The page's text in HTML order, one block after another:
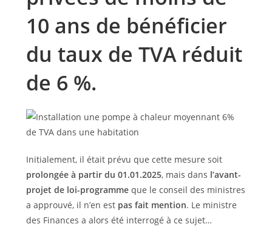
10 ans de bénéficier
du taux de TVA réduit
de 6 %.
Initialement, il était prévu que cette mesure soit
prolongée à partir du 01.01.2025, mais dans l’avant-
projet de loi-programme que le conseil des ministres
a approuvé, il n’en est pas fait mention. Le ministre
des Finances a alors été interrogé à ce sujet…